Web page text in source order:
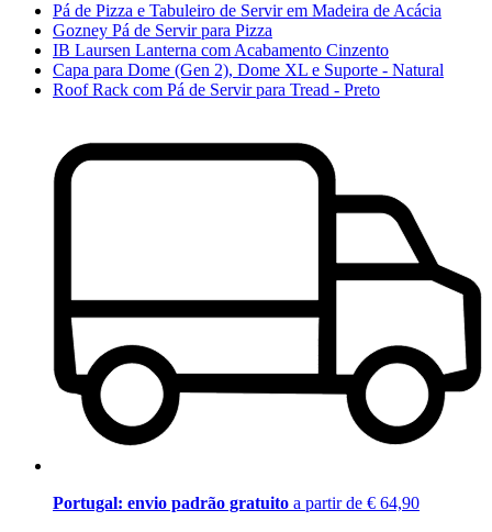
Pá de Pizza e Tabuleiro de Servir em Madeira de Acácia
Gozney Pá de Servir para Pizza
IB Laursen Lanterna com Acabamento Cinzento
Capa para Dome (Gen 2), Dome XL e Suporte - Natural
Roof Rack com Pá de Servir para Tread - Preto
Portugal: envio padrão gratuito a partir de € 64,90